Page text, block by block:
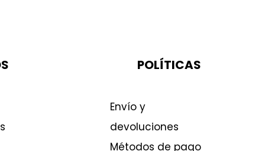
POLÍTICAS
Envío y
devoluciones
Métodos de pago